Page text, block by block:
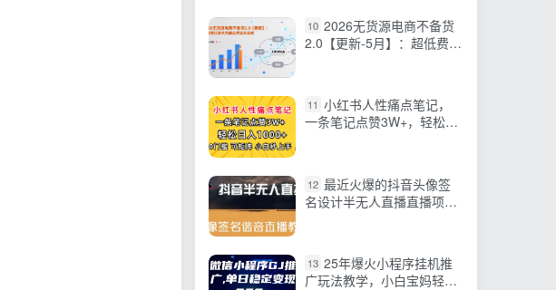
10 2026无货源电商不备货
2.0【更新-5月】：超低费比
11 小红书人性痛点笔记，
一条笔记点赞3W+，轻松日
12 最近火爆的抖音头像签
名设计半无人直播直播项
13 25年爆火小程序挂机推
广玩法教学，小白宝妈轻松